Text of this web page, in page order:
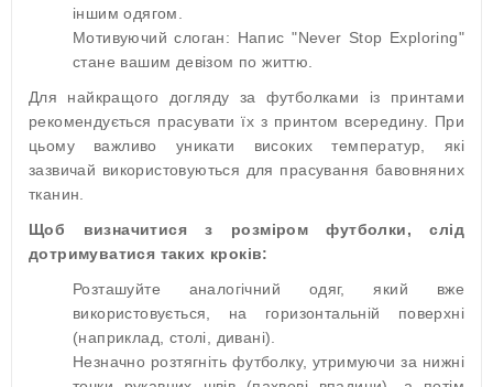
іншим одягом.
Мотивуючий слоган: Напис "Never Stop Exploring"
стане вашим девізом по життю.
Для найкращого догляду за футболками із принтами
рекомендується прасувати їх з принтом всередину. При
цьому важливо уникати високих температур, які
зазвичай використовуються для прасування бавовняних
тканин.
Щоб визначитися з розміром футболки, слід
дотримуватися таких кроків:
Розташуйте аналогічний одяг, який вже
використовується, на горизонтальній поверхні
(наприклад, столі, дивані).
Незначно розтягніть футболку, утримуючи за нижні